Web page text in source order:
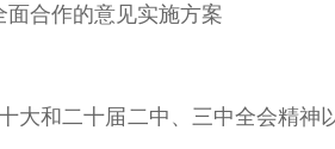
合作的意见实施方案
和二十届二中、三中全会精神